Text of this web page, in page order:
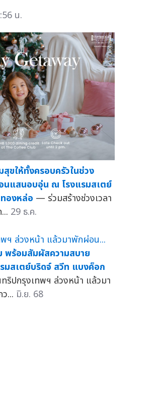
น.
ขให้ทั้งครอบครัวในช่วง
นแสนอบอุ่น ณ โรงแรมสเตย์
องหล่อ — ร่วมสร้างช่วงเวลา
29 ธ.ค.
พร้อมสัมผัสความสบาย
มสเตย์บริดจ์ สวีท แบงค็อก
ปกรุงเทพฯ ล่วงหน้า แล้วมา
... มิ.ย. 68